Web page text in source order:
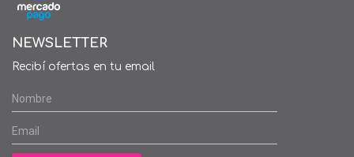
NEWSLETTER
Recibí ofertas en tu email